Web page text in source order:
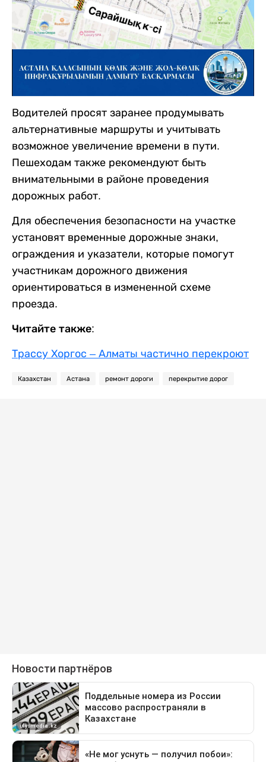
Водителей просят заранее продумывать
альтернативные маршруты и учитывать
возможное увеличение времени в пути.
Пешеходам также рекомендуют быть
внимательными в районе проведения
дорожных работ.
Для обеспечения безопасности на участке
установят временные дорожные знаки,
ограждения и указатели, которые помогут
участникам дорожного движения
ориентироваться в измененной схеме
проезда.
Читайте также:
Трассу Хоргос – Алматы частично перекроют
Казахстан Астана ремонт дороги перекрытие дорог